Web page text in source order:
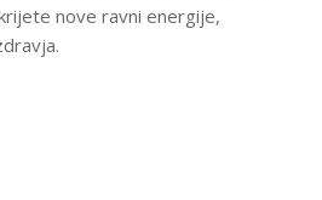
nove ravni energije,